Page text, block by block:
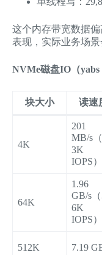
这个内存带宽数据
表现，实际业务场景
NVMe磁盘IO（yabs
块大小 读速
4K
201
MB/s
3K
IOPS）
64K
1.96
GB/s
6K
IOPS）
512K 7.19